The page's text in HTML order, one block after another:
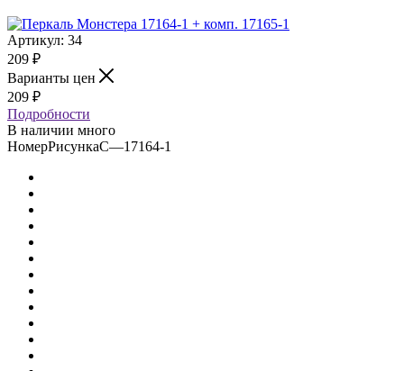
Артикул: 34
209 ₽
Варианты цен
209 ₽
Подробности
В наличии много
НомерРисункаС—17164-1